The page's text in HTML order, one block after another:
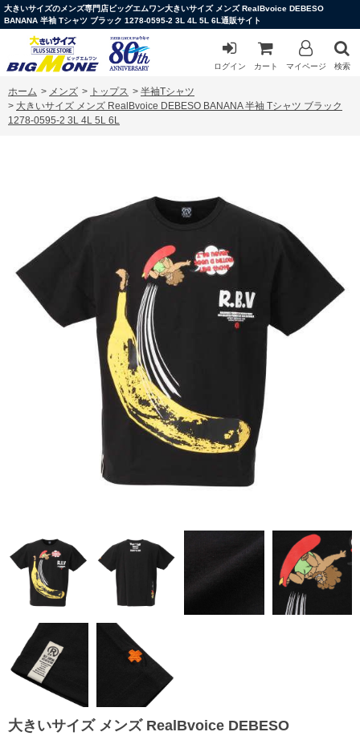
大きいサイズのメンズ専門店ビッグエムワン大きいサイズ メンズ RealBvoice DEBESO
BANANA 半袖 Tシャツ ブラック 1278-0595-2 3L 4L 5L 6L通販サイト
ログイン カート マイページ 検索
ホーム > メンズ > トップス > 半袖Tシャツ
> 大きいサイズ メンズ RealBvoice DEBESO BANANA 半袖 Tシャツ ブラック
1278-0595-2 3L 4L 5L 6L
大きいサイズ メンズ RealBvoice DEBESO